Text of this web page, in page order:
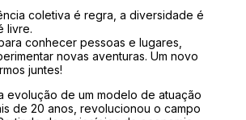
coletiva é regra, a diversidade é
livre.
conhecer pessoas e lugares,
novas aventuras. Um novo
juntes!
evolução de um modelo de atuação
de 20 anos, revolucionou o campo